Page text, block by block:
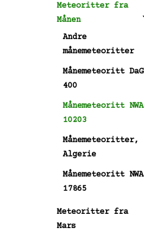
Meteoritter fra
Månen
Andre
månemeteoritter
Månemeteoritt DaG
400
Månemeteoritt NWA
10203
Månemeteoritter,
Algerie
Månemeteoritt NWA
17865
Meteoritter fra
Mars